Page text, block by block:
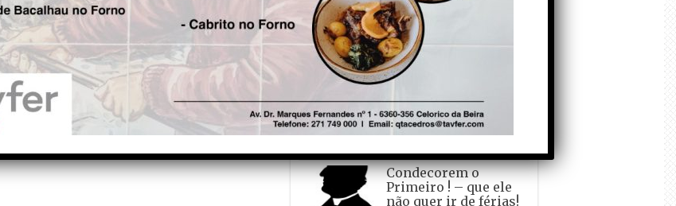
Falso crescimento…
Autor: Nuno Pereira
1 de Agosto de 2026
Tadei Pogacar vence o
“Tour” – A “Volta a
França em Bicicleta”
pela quinta vez! Autor:
João Dinis
Condecorem o
Primeiro ! – que ele
não quer ir de férias!